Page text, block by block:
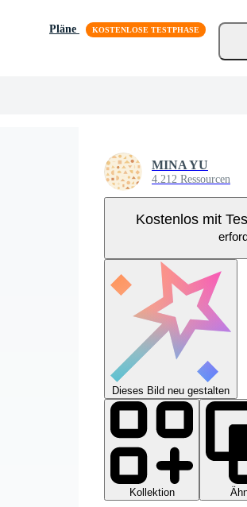
Pläne
MINA YU
4.212 Ressourcen
Kostenlos mit
Dieses Bild neu gestalten
Kollektion